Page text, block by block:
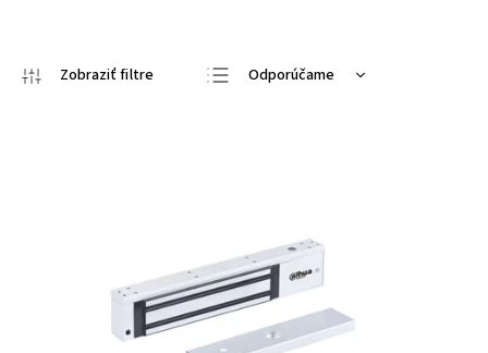
Odporúčame